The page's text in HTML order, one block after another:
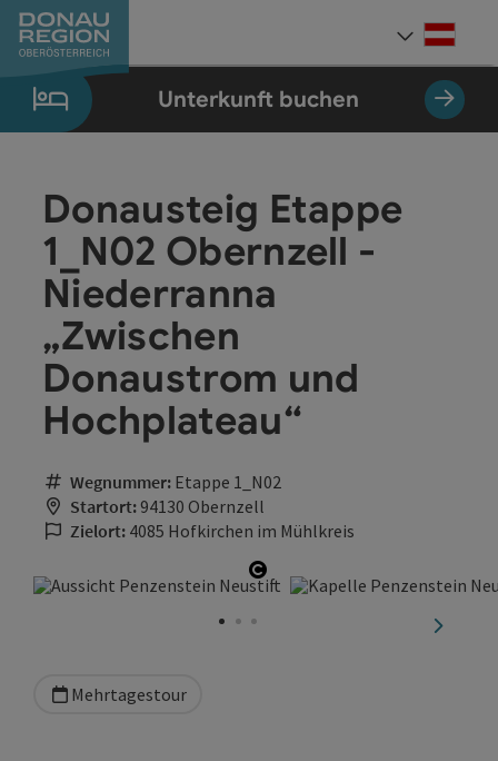
Zum Inhalt
Zur Navigation
Zum Seitenanfang
Zur Kontaktseite
Zum Impressum
Zur Startseite
Unterkunft buchen
Donausteig Etappe
1_N02 Obernzell -
Niederranna
„Zwischen
Donaustrom und
Hochplateau“
Wegnummer: Etappe 1_N02
Startort: 94130 Obernzell
Zielort: 4085 Hofkirchen im Mühlkreis
Copyright öffnen
Mehrtagestour